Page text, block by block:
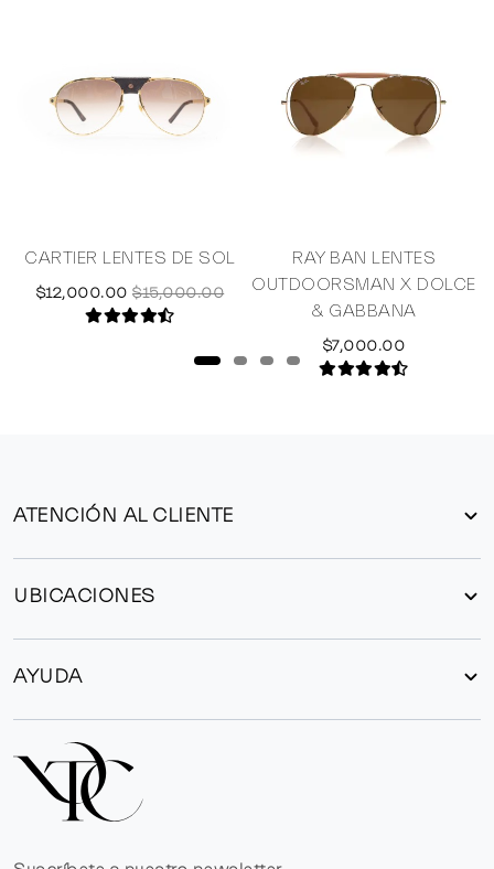
CARTIER LENTES DE SOL
$12,000.00 $15,000.00
RAY BAN LENTES
OUTDOORSMAN X DOLCE
& GABBANA
$7,000.00
ATENCIÓN AL CLIENTE
UBICACIONES
AYUDA